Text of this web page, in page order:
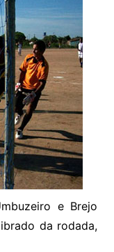
e Brejo
da rodada,